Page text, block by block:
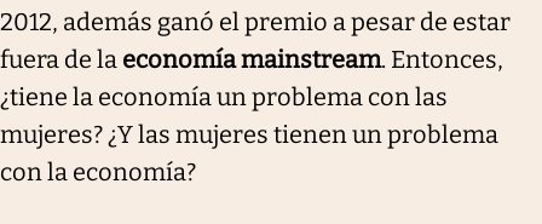
2012, además ganó el premio a pesar de estar
fuera de la economía mainstream. Entonces,
¿tiene la economía un problema con las
mujeres? ¿Y las mujeres tienen un problema
con la economía?